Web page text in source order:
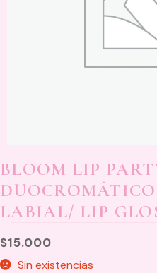
BLOOM LIP
LABIAL/ LIP
$15.000
Sin existencias